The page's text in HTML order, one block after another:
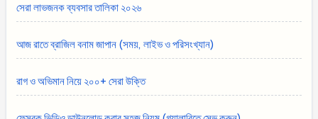
সেরা লাভজনক ব্যবসার তালিকা ২০২৬
আজ রাতে ব্রাজিল বনাম জাপান (সময়, লাইভ ও পরিসংখ্যান)
রাগ ও অভিমান নিয়ে ২০০+ সেরা উক্তি